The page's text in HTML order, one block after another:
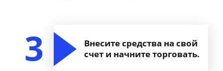
3
Внесите средства на свой
счет и начните торговать.